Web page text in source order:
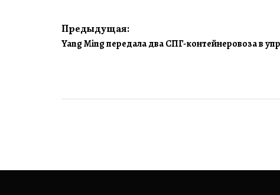
Навигация
Предыдущая:
Yang Ming передала два СПГ-контейнеровоза в